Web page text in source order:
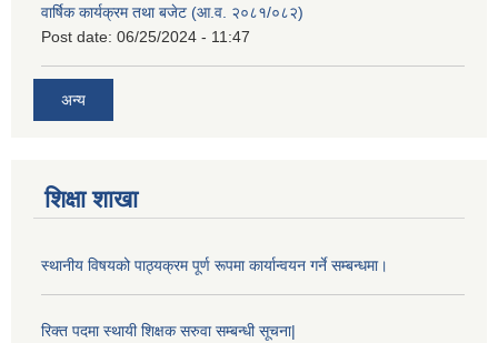
वार्षिक कार्यक्रम तथा बजेट (आ.व. २०८१/०८२)
Post date: 06/25/2024 - 11:47
अन्य
शिक्षा शाखा
स्थानीय विषयको पाठ्यक्रम पूर्ण रूपमा कार्यान्वयन गर्ने सम्बन्धमा।
रिक्त पदमा स्थायी शिक्षक सरुवा सम्बन्धी सूचना|